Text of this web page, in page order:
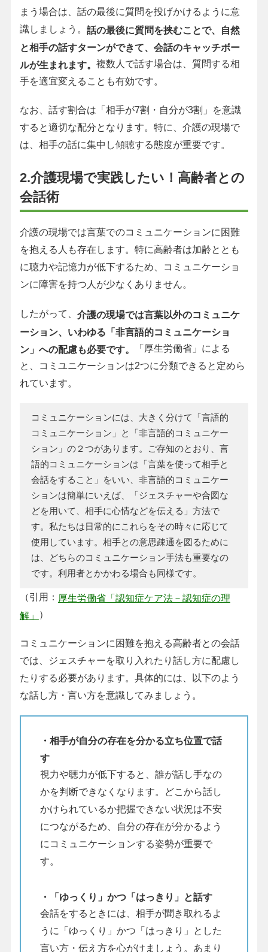
まう場合は、話の最後に質問を投げかけるように意
識しましょう。 話の最後に質問を挟むことで、自然
と相手の話すターンができて、会話のキャッチボー
ルが生まれます。 複数人で話す場合は、質問する相
手を適宜変えることも有効です。
なお、話す割合は「相手が7割・自分が3割」を意識
すると適切な配分となります。特に、介護の現場で
は、相手の話に集中し傾聴する態度が重要です。
2.介護現場で実践したい！高齢者との
会話術
介護の現場では言葉でのコミュニケーションに困難
を抱える人も存在します。特に高齢者は加齢ととも
に聴力や記憶力が低下するため、コミュニケーショ
ンに障害を持つ人が少なくありません。
したがって、 介護の現場では言葉以外のコミュニケ
ーション、いわゆる「非言語的コミュニケーショ
ン」への配慮も必要です。
「厚生労働省」による
と、コミユニケーションは2つに分類できると定めら
れています。
コミュニケーションには、大きく分けて「言語的
コミュニケーション」と「非言語的コミュニケー
ション」の２つがあります。ご存知のとおり、言
語的コミュニケーションは「言葉を使って相手と
会話をすること」をいい、非言語的コミュニケー
ションは簡単にいえば、「ジェスチャーや合図な
どを用いて、相手に心情などを伝える」方法で
す。私たちは日常的にこれらをその時々に応じて
使用しています。相手との意思疎通を図るために
は、どちらのコミュニケーション手法も重要なの
です。利用者とかかわる場合も同様です。
（引用： 厚生労働省「認知症ケア法－認知症の理
解」
）
コミュニケーションに困難を抱える高齢者との会話
では、ジェスチャーを取り入れたり話し方に配慮し
たりする必要があります。具体的には、以下のよう
な話し方・言い方を意識してみましょう。
・相手が自分の存在を分かる立ち位置で話
す
視力や聴力が低下すると、誰が話し手なの
かを判断できなくなります。どこから話し
かけられているか把握できない状況は不安
につながるため、自分の存在が分かるよう
にコミュニケーションする姿勢が重要で
す。
・「ゆっくり」かつ「はっきり」と話す
会話をするときには、相手が聞き取れるよ
うに「ゆっくり」かつ「はっきり」とした
言い方・伝え方を心がけましょう。あまり